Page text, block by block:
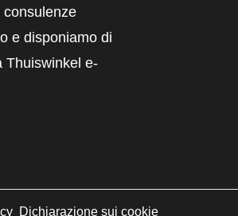
e disponiamo di
Thuiswinkel e-
Dichiarazione sui cookie